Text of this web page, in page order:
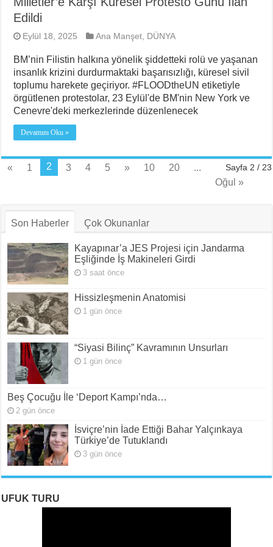
Edildi
Eylül 18, 2025 Ana Manşet, DÜNYA
BM’nin Filistin halkına yönelik şiddetteki rolü ve yaşanan
insanlık krizini durdurmaktaki başarısızlığı, küresel sivil
toplumu harekete geçiriyor. #FLOODtheUN etiketiyle
örgütlenen protestolar, 23 Eylül'de BM'nin New York ve
Cenevre'deki merkezlerinde düzenlenecek
Devamını Oku »
Sayfa 2 / 23
« 1 2 3 4 5 » 10 20
...
Oğul »
Son Haberler Çok Okunanlar
Kayapınar’a JES Projesi için Jandarma
Eşliğinde İş Makineleri Girdi
3 saat önce
Hissizleşmenin Anatomisi
1 gün önce
“Siyasi Bilinç” Kavramının Unsurları
1 gün önce
Beş Çocuğu İle ‘Deport Kampı’nda…
2 gün önce
İsviçre’nin İade Ettiği Bahar Yalçınkaya
Türkiye’de Tutuklandı
3 gün önce
UFUK TURU